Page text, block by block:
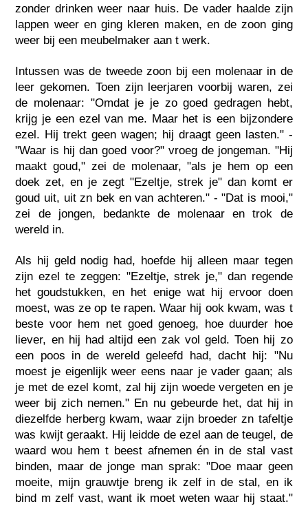
zonder drinken weer naar huis. De vader haalde zijn
lappen weer en ging kleren maken, en de zoon ging
weer bij een meubelmaker aan t werk.
Intussen was de tweede zoon bij een molenaar in de
leer gekomen. Toen zijn leerjaren voorbij waren, zei
de molenaar: "Omdat je je zo goed gedragen hebt,
krijg je een ezel van me. Maar het is een bijzondere
ezel. Hij trekt geen wagen; hij draagt geen lasten." -
"Waar is hij dan goed voor?" vroeg de jongeman. "Hij
maakt goud," zei de molenaar, "als je hem op een
doek zet, en je zegt "Ezeltje, strek je" dan komt er
goud uit, uit zn bek en van achteren." - "Dat is mooi,"
zei de jongen, bedankte de molenaar en trok de
wereld in.
Als hij geld nodig had, hoefde hij alleen maar tegen
zijn ezel te zeggen: "Ezeltje, strek je," dan regende
het goudstukken, en het enige wat hij ervoor doen
moest, was ze op te rapen. Waar hij ook kwam, was t
beste voor hem net goed genoeg, hoe duurder hoe
liever, en hij had altijd een zak vol geld. Toen hij zo
een poos in de wereld geleefd had, dacht hij: "Nu
moest je eigenlijk weer eens naar je vader gaan; als
je met de ezel komt, zal hij zijn woede vergeten en je
weer bij zich nemen." En nu gebeurde het, dat hij in
diezelfde herberg kwam, waar zijn broeder zn tafeltje
was kwijt geraakt. Hij leidde de ezel aan de teugel, de
waard wou hem t beest afnemen én in de stal vast
binden, maar de jonge man sprak: "Doe maar geen
moeite, mijn grauwtje breng ik zelf in de stal, en ik
bind m zelf vast, want ik moet weten waar hij staat."